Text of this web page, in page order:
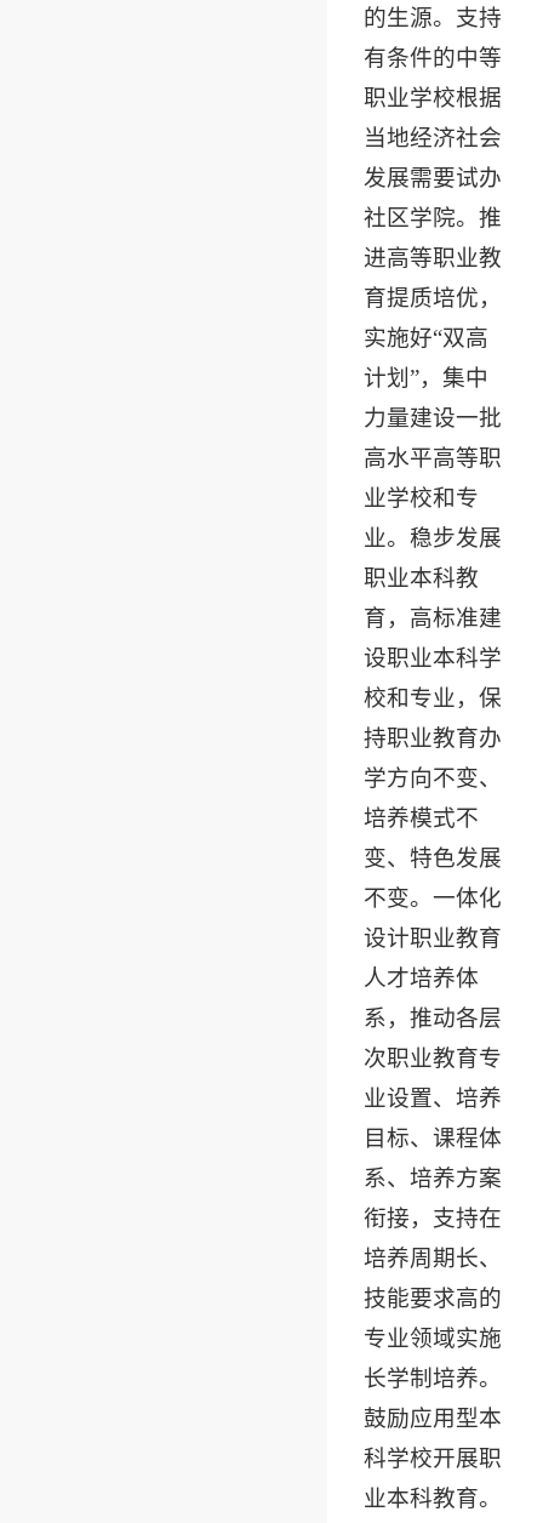
的生源。支持
有条件的中等
职业学校根据
当地经济社会
发展需要试办
社区学院。推
进高等职业教
育提质培优，
实施好“双高
计划”，集中
力量建设一批
高水平高等职
业学校和专
业。稳步发展
职业本科教
育，高标准建
设职业本科学
校和专业，保
持职业教育办
学方向不变、
培养模式不
变、特色发展
不变。一体化
设计职业教育
人才培养体
系，推动各层
次职业教育专
业设置、培养
目标、课程体
系、培养方案
衔接，支持在
培养周期长、
技能要求高的
专业领域实施
长学制培养。
鼓励应用型本
科学校开展职
业本科教育。